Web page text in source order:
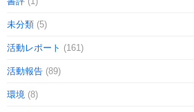
未分類 (5)
活動レポート (161)
活動報告 (89)
環境 (8)